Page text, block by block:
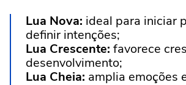
Lua Nova: ideal para iniciar
definir intenções;
Lua Crescente: favorece
desenvolvimento;
Lua Cheia: amplia emoções